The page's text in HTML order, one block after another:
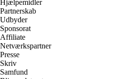
Hjælpemidler
Partnerskab
Udbyder
Sponsorat
Affiliate
Netværkspartner
Presse
Skriv
Samfund